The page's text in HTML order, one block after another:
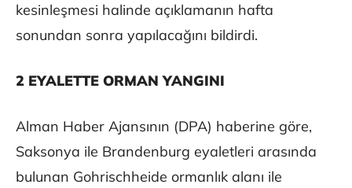
kesinleşmesi halinde açıklamanın hafta
sonundan sonra yapılacağını bildirdi.
2 EYALETTE ORMAN YANGINI
Alman Haber Ajansının (DPA) haberine göre,
Saksonya ile Brandenburg eyaletleri arasında
bulunan Gohrischheide ormanlık alanı ile